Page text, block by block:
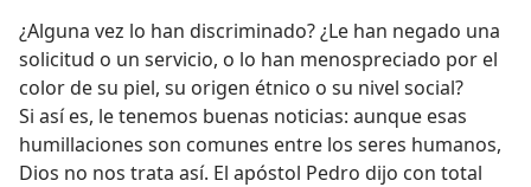
¿Alguna vez lo han discriminado? ¿Le han negado una
solicitud o un servicio, o lo han menospreciado por el
color de su piel, su origen étnico o su nivel social?
Si así es, le tenemos buenas noticias: aunque esas
humillaciones son comunes entre los seres humanos,
Dios no nos trata así. El apóstol Pedro dijo con total